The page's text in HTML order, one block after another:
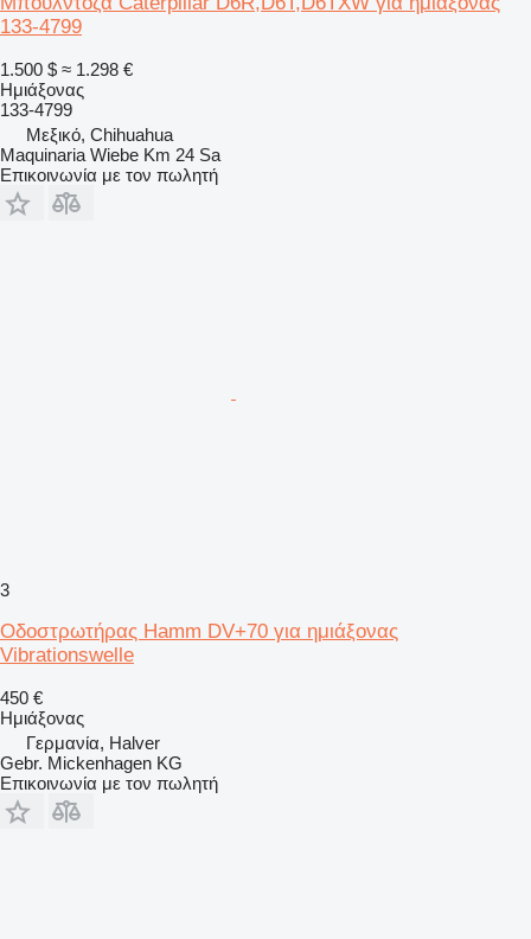
133-4799
1.500 $ ≈ 1.298 €
Ημιάξονας
133-4799
Μεξικό, Chihuahua
Maquinaria Wiebe Km 24 Sa
Επικοινωνία με τον πωλητή
3
Οδοστρωτήρας Hamm DV+70 για ημιάξονας
Vibrationswelle
450 €
Ημιάξονας
Γερμανία, Halver
Gebr. Mickenhagen KG
Επικοινωνία με τον πωλητή